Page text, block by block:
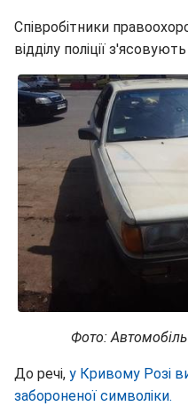
Співробітники
відділу поліції
Фото:
До речі, у Кривому Розі
забороненої символіки.